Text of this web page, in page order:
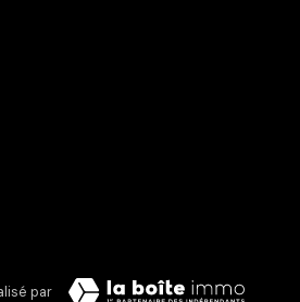
par